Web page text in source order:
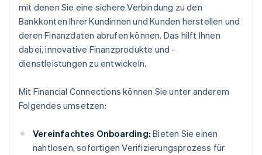
mit denen Sie eine sichere Verbindung zu den
Bankkonten Ihrer Kundinnen und Kunden herstellen und
deren Finanzdaten abrufen können. Das hilft Ihnen
dabei, innovative Finanzprodukte und -
dienstleistungen zu entwickeln.
Mit Financial Connections können Sie unter anderem
Folgendes umsetzen:
Vereinfachtes Onboarding: Bieten Sie einen
nahtlosen, sofortigen Verifizierungsprozess für